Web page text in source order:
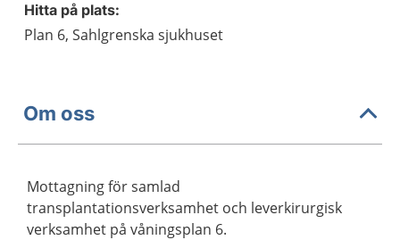
Hitta på plats:
Plan 6, Sahlgrenska sjukhuset
Om oss
Mottagning för samlad
transplantationsverksamhet och leverkirurgisk
verksamhet på våningsplan 6.